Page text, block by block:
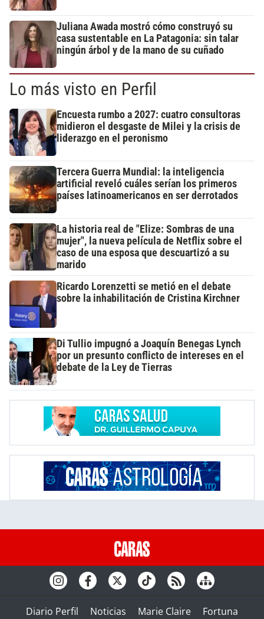
Juliana Awada mostró cómo construyó su
casa sustentable en La Patagonia: sin talar
ningún árbol y de la mano de su cuñado
Lo más visto en Perfil
Encuesta rumbo a 2027: cuatro consultoras
midieron el desgaste de Milei y la crisis de
liderazgo en el peronismo
Tercera Guerra Mundial: la inteligencia
artificial reveló cuáles serían los primeros
países latinoamericanos en ser derrotados
La historia real de "Elize: Sombras de una
mujer", la nueva película de Netflix sobre el
caso de una esposa que descuartizó a su
marido
Ricardo Lorenzetti se metió en el debate
sobre la inhabilitación de Cristina Kirchner
Di Tullio impugnó a Joaquín Benegas Lynch
por un presunto conflicto de intereses en el
debate de la Ley de Tierras
Diario Perfil Noticias Marie Claire Fortuna